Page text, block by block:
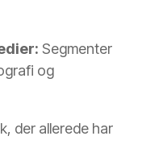
Segmenter
og
der allerede har